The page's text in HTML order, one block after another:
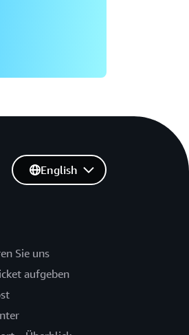
Sie uns
aufgeben
English